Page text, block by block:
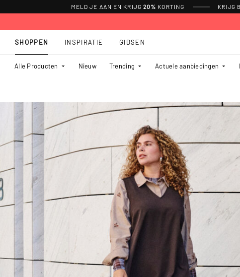
MELD JE AAN EN KRIJG 20% KORTING KRIJG
SHOPPEN
Alle Producten Nieuw Trending Actuele aanbiedingen
INSPIRATIE GIDSEN